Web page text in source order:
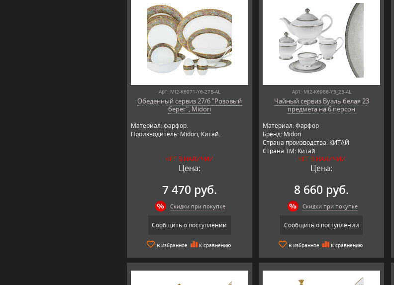
Арт: MI2-K6071-Y6-27B-AL
Обеденный сервиз 27/6 "Розовый
берег", Midori
Материал: фарфор.
Производитель: Midori, Китай.
НЕТ В НАЛИЧИИ
Цена:
7 470 руб.
Скидки при покупке
Сообщить о поступлении
В избранное К сравнению
Арт: MI2-K6986-Y3_23-AL
Чайный сервиз Вуаль белая 23
предмета на 6 персон
Материал: Фарфор
Бренд: Midori
Страна производства: КИТАЙ
Страна ТМ: Китай
НЕТ В НАЛИЧИИ
Цена:
8 660 руб.
Скидки при покупке
Сообщить о поступлении
В избранное К сравнению